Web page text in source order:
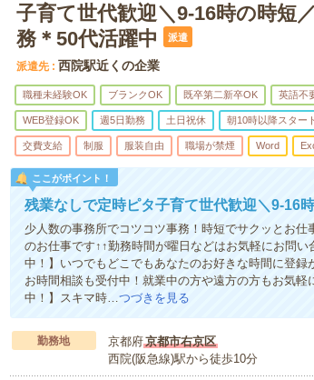
子育て世代歓迎＼9‐16時の時短
務＊50代活躍中
派遣
派遣先 西院駅近くの企業
職種未経験OK ブランクOK 既卒第二新卒OK 英語不
WEB登録OK 週5日勤務 土日祝休 朝10時以降スタート
交費支給 制服 服装自由 職場が禁煙 Word
ここがポイント！
残業なしで定時ピタ子育て世代歓迎＼9‐16
少人数の事務所でコツコツ事務！時短でサクッとお
のお仕事です↑↑勤務時間が曜日などはお気軽にお問
中！】いつでもどこでもあなたのお好きな時間に登
お時間相談も受付中！就業中の方や遠方の方もお気
中！】スキマ時… つづきを見る
勤務地 京都府京都市右京区
西院(阪急線)駅から徒歩10分